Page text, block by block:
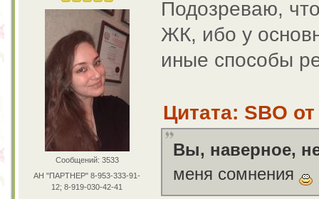
Сообщений: 3533
АН "ПАРТНЕР" 8-953-333-91-
12; 8-919-030-42-41
Подозреваю,
ЖК, ибо у
иные способы
Цитата: SBO
Вы, наверное,
меня сомнения